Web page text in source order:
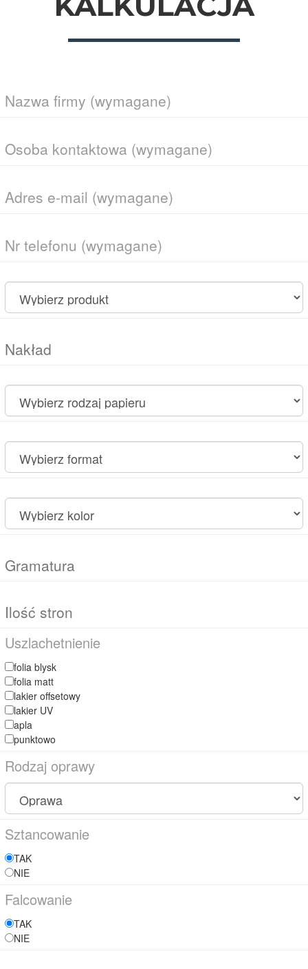
Uszlachetnienie
folia blysk
folia matt
lakier offsetowy
lakier UV
apla
punktowo
Rodzaj oprawy
Sztancowanie
TAK
NIE
Falcowanie
TAK
NIE